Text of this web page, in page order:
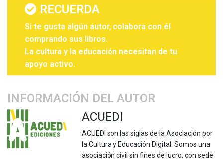
RECUERDA
Si te gusta algún autor, colabora con él
comprando sus libros.
La cultura y la educación necesitan de tu
apoyo activo.
INFORMACIÓN DEL AUTOR
ACUEDI
ACUEDI son las siglas de la Asociación por
la Cultura y Educación Digital. Somos una
asociación civil sin fines de lucro, con sede